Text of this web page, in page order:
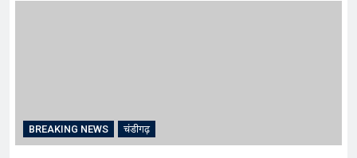
BREAKING NEWS चंडीगढ़